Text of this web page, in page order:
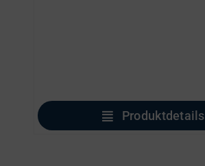
Produktdetails